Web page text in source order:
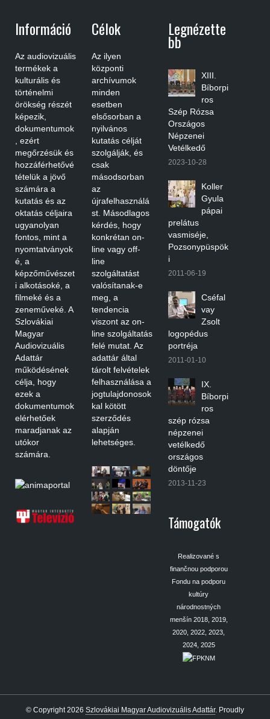
Információ
Az audiovizuális
termékek a
kulturális és
történelmi
örökség részét
képezik,
dokumentumok
, ezért
megőrzésük és
hozzáférhetővé
tételük a jövő
számára a
kutatás és az
oktatás céljaira
ugyanolyan
fontos, mint a
nyomtatványok
é, a
képzőművészet
i alkotásoké, a
filmeké és a
zeneműveké. A
Szlovákiai
Magyar
Audiovizuális
Adattár
működésének
célja, hogy
ezek a
dokumentumok
elérhetőek
maradjanak az
utókor
számára.
Célok
Az ilyen
központi
archívumok
minden
esetben
elsősorban a
nyilvános
kutatás célját
szolgálják, és
csak
másodsorban
az
újrafelhasználá
st. Másodlagos
kérdés, hogy
konkrétan on-
line vagy off-
line
szolgáltatást
valósítanak-e
meg, a
tendencia
viszont az on-
line szolgáltatás
felé mutat. Az
adattár által
tárolt felvételek
felhasználása a
jogtulajdonosok
kal kötött
szerződés
alapján
lehetséges.
Legnézette
Bb
XIII.
Bíborpi
ros
Szép Rózsa
Országos
Népzenei
Vetélkedő
2023-10-28
Koller
Gyula
pápai
prelátus
vasmiséje,
Pozsonypüspök
i
2011-06-19
Cséfal
vay
Zsolt
logopédus
portréja
2011-01-10
IX.
Bíborpi
ros
szép rózsa
népzenei
vetélkedő
országos
döntője
2013-11-23
Támogatók
Realizované s
finančnou podporou
Fondu na podporu
kultúry
národnostných
menšín 2018, 2019,
2020, 2022, 2023,
2024, 2025
© Copyright 2026 Szlovákiai Magyar Audiovizuális Adattár. Proudly